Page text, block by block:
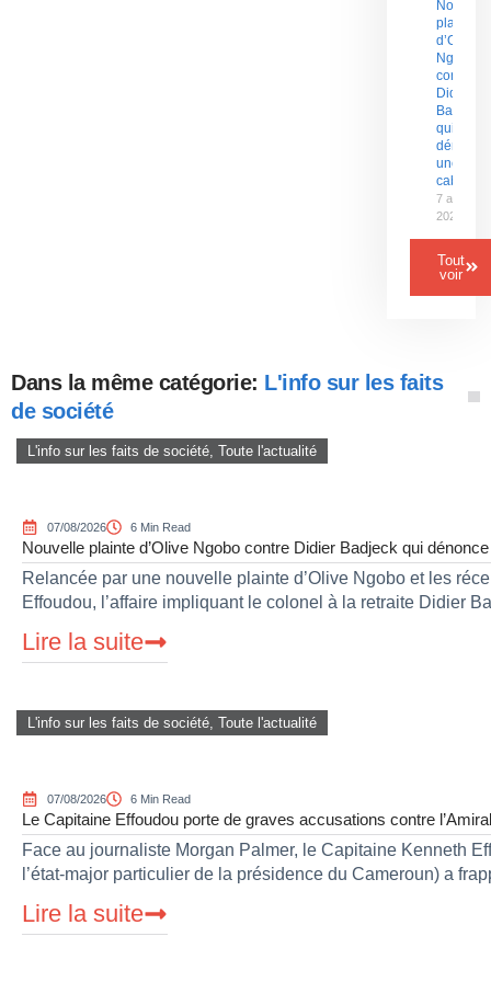
Nouvelle
plainte
d’Olive
Ngobo
contre
Didier
Badjeck
qui
dénonce
une «
cabale »
7 août
2026
Tout
voir
Dans la même catégorie: L'info sur les faits
de société
L'info sur les faits de société Toute l'actualité
07/08/2026 6 Min Read
Nouvelle plainte d’Olive Ngobo contre Didier Badjeck qui
Relancée par une nouvelle plainte d’Olive Ngobo et les
Effoudou, l’affaire impliquant le colonel à la retraite Didier
Lire la suite
L'info sur les faits de société Toute l'actualité
07/08/2026 6 Min Read
Le Capitaine Effoudou porte de graves accusations contre
Face au journaliste Morgan Palmer, le Capitaine Kenneth
l’état-major particulier de la présidence du Cameroun) a
Lire la suite